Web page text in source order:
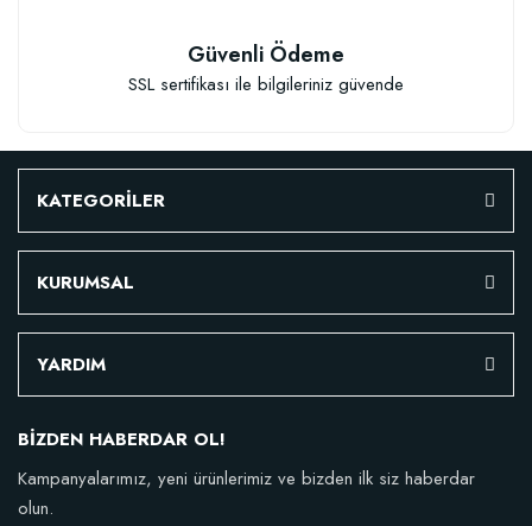
Güvenli Ödeme
SSL sertifikası ile bilgileriniz güvende
KATEGORİLER
KURUMSAL
YARDIM
BİZDEN HABERDAR OL!
Kampanyalarımız, yeni ürünlerimiz ve bizden ilk siz haberdar
olun.